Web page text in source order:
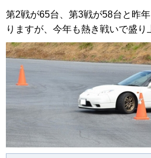
第2戦が65台、第3戦が58台と昨
りますが、今年も熱き戦いで盛り